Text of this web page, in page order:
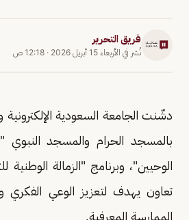
فريق التحرير
نُشر في الأربعاء 15 أبريل 2026 · 12:18 ص
دشّنت الجامعة السعودية الإلكترونية
بالمسجد الحرام والمسجد النبوي
الوحيين"، وبرنامج "الزمالة الوطنية
تعاون يهدف لتعزيز الوعي الفكري
الممارسة المعرفية.